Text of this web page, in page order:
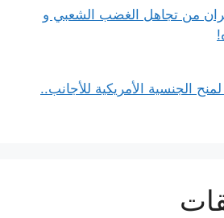
من تجاهل الغضب الشعبي و
الجنسية الأمريكية للأجانب..